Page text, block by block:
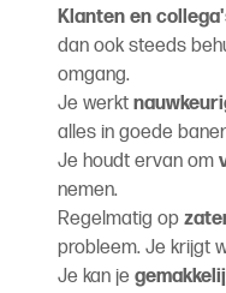
Klanten en
dan ook steeds
omgang.
Je werkt
alles in goede
Je houdt ervan om
nemen.
Regelmatig op
probleem. Je krijgt
Je kan je